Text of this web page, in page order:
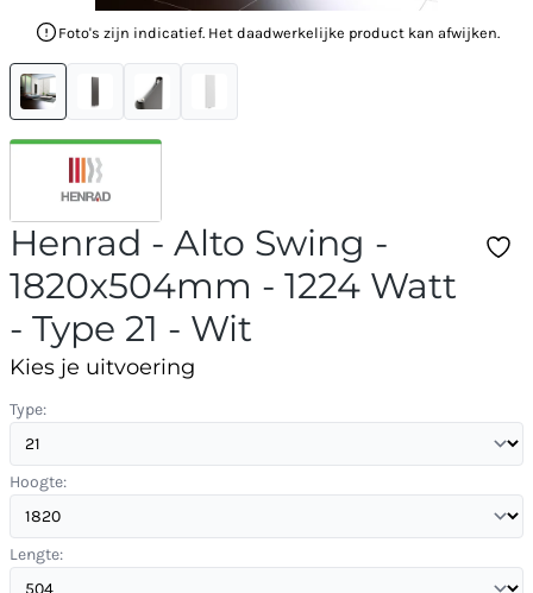
Foto's zijn indicatief. Het daadwerkelijke product kan afwijken.
Henrad - Alto Swing -
1820x504mm - 1224 Watt
- Type 21 - Wit
Kies je uitvoering
Type:
Hoogte:
Lengte: